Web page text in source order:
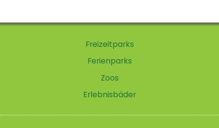
Freizeitparks
Ferienparks
Zoos
Erlebnisbäder